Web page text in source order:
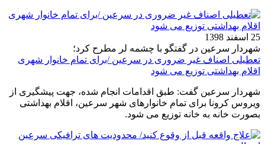
25 اسفند 1398
شهردار سرعین در گفتگو با چشمه لر مطرح کرد؛
تعطیلی اصناف غیر ضروری در سرعین /برای تمام خانوار شهری
اقلام بهداشتی توزیع می شود
شهردار سرعین گفت: طبق اقدامات انجام شده، جهت پیشگیری از
ویروس کرونا برای تمام خانوارهای شهر سرعین، اقلام بهداشتی
بصورت خانه به خانه توزیع می شود.